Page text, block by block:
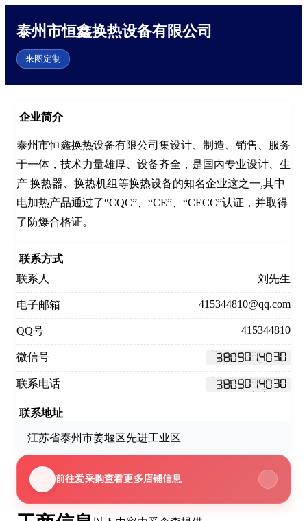
泰州市恒鑫换热设备有限公司
来图定制
企业简介
泰州市恒鑫换热设备有限公司集设计、制造、销售、服务
于一体，技术力量雄厚、设备齐全，是国内专业设计、生
产 换热器、换热机组等换热设备的知名企业这之一,其中
电加热产品通过了“CQC”、“CE”、“CECC”认证，并取得
联系方式
联系人
刘先生
电子邮箱 415344810@qq.com
QQ号 415344810
微信号
联系电话
联系地址
江苏省泰州市姜堰区先进工业区
前往爱采购查看更多店铺信息